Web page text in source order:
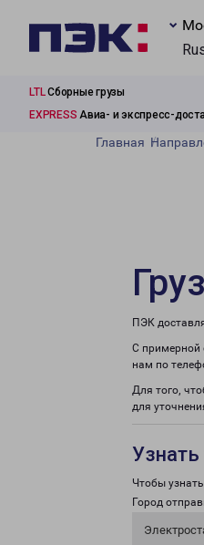
LTLСборные грузы
EXPRESS Авиа- и экспресс-
Главная
ПЭК
С примерной
нам по
Для того,
для
Чтобы
Город